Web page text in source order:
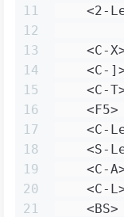
11
12
13
14
15
16
17
18
19
20
21
<2-
<C-
<C-
<C-
<F5>
<C-
<S-
<C-
<C-
<BS>